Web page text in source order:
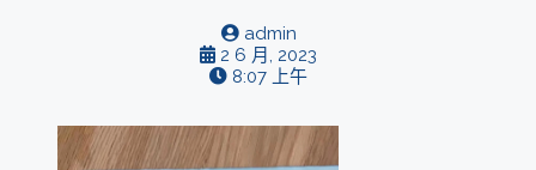
admin
2 6 月, 2023
8:07 上午